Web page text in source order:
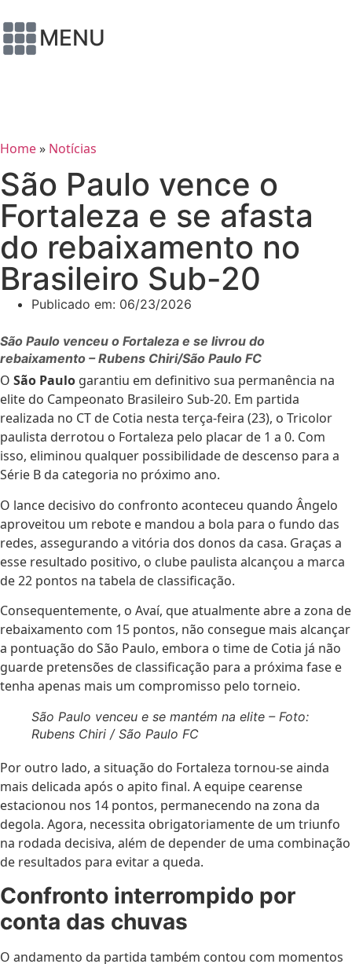
MENU
Home» Notícias
São Paulo vence o
Fortaleza e se afasta
do rebaixamento no
Brasileiro Sub-20
Publicado em: 06/23/2026
São Paulo venceu o Fortaleza e se livrou do
rebaixamento – Rubens Chiri/São Paulo FC
O São Paulo garantiu em definitivo sua permanência na
elite do Campeonato Brasileiro Sub-20. Em partida
realizada no CT de Cotia nesta terça-feira (23), o Tricolor
paulista derrotou o Fortaleza pelo placar de 1 a 0. Com
isso, eliminou qualquer possibilidade de descenso para a
Série B da categoria no próximo ano.
O lance decisivo do confronto aconteceu quando Ângelo
aproveitou um rebote e mandou a bola para o fundo das
redes, assegurando a vitória dos donos da casa. Graças a
esse resultado positivo, o clube paulista alcançou a marca
de 22 pontos na tabela de classificação.
Consequentemente, o Avaí, que atualmente abre a zona de
rebaixamento com 15 pontos, não consegue mais alcançar
a pontuação do São Paulo, embora o time de Cotia já não
guarde pretensões de classificação para a próxima fase e
tenha apenas mais um compromisso pelo torneio.
São Paulo venceu e se mantém na elite – Foto:
Rubens Chiri / São Paulo FC
Por outro lado, a situação do Fortaleza tornou-se ainda
mais delicada após o apito final. A equipe cearense
estacionou nos 14 pontos, permanecendo na zona da
degola. Agora, necessita obrigatoriamente de um triunfo
na rodada decisiva, além de depender de uma combinação
de resultados para evitar a queda.
Confronto interrompido por
conta das chuvas
O andamento da partida também contou com momentos